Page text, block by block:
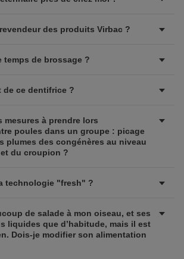
des produits Virbac ?
temps de brossage ?
de ce dentifrice ?
mesures à prendre lors
poules dans un groupe : picage
plumes des congénères au niveau
du croupion ?
technologie "fresh" ?
de salade à mon oiseau, et ses
liquides que d’habitude, mais il est
Dois-je modifier son alimentation